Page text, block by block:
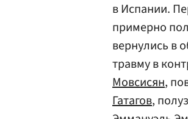
в Испании.
примерно
вернулись в
травму в
Мовсисян,
Гатагов,